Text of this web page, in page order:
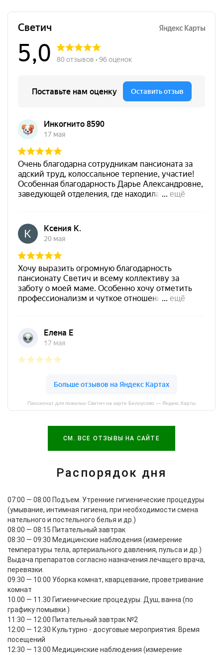
Пансионат для пожилых Светич на карте Белоусово — Яндекс.Карты
СМ. ВСЕ ОТЗЫВЫ НА САЙТЕ
Распорядок дня
07:00 — 08:00 Подъем. Утренние гигиенические процедуры
(умывание, интимная гигиена, при необходимости смена
нательного и постельного белья и др.)
08:00 — 08:15 Питательный завтрак
08:30 — 09:30 Медицинские наблюдения (измерение
температуры тела, артериального давления, пульса и др.)
Выдача препаратов согласно назначения лечащего врача,
перевязки.
09:30 — 10:00 Уборка комнат, кварцевание, проветривание
комнат
10.00 — 11.30 Гигиенические процедуры. Душ, ванна (по
графику помывки.)
11:30 — 12:00 Питательный завтрак №2
12:00 — 12:30 Культурно - досуговые мероприятия. Время
посещений
12:30 — 13:00 Медицинские наблюдения (измерение